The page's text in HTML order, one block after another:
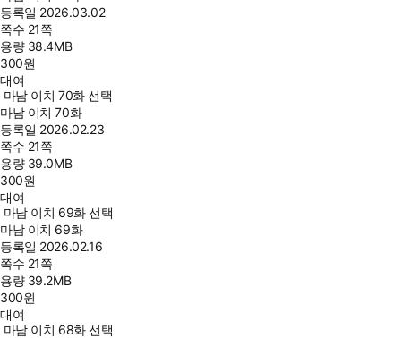
등록일 2026.03.02
쪽수 21쪽
용량 38.4MB
300원
대여
마남 이치 70화 선택
마남 이치 70화
등록일 2026.02.23
쪽수 21쪽
용량 39.0MB
300원
대여
마남 이치 69화 선택
마남 이치 69화
등록일 2026.02.16
쪽수 21쪽
용량 39.2MB
300원
대여
마남 이치 68화 선택